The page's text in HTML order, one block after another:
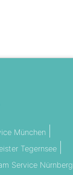
München
Tegernsee
Service Nürnberg